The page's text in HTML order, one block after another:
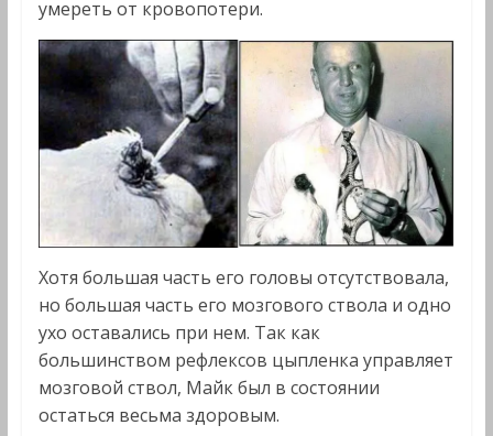
умереть от кровопотери.
Хотя большая часть его головы отсутствовала,
но большая часть его мозгового ствола и одно
ухо оставались при нем. Так как
большинством рефлексов цыпленка управляет
мозговой ствол, Майк был в состоянии
остаться весьма здоровым.